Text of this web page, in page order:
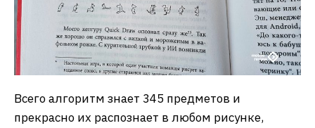
Всего алгоритм знает 345 предметов и
прекрасно их распознает в любом рисунке,